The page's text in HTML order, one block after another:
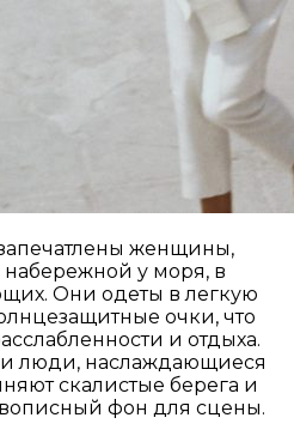
женщины,
у моря, в
Они одеты в легкую
очки, что
и отдыха.
люди, наслаждающиеся
скалистые берега и
фон для сцены.